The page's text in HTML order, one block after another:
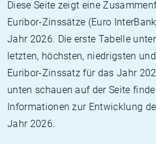
Diese Seite zeigt eine
Euribor-Zinssätze (Euro
Jahr 2026. Die erste Tabelle
letzten, höchsten, niedrigsten
Euribor-Zinssatz für das Jahr
unten schauen auf der Seite
Informationen zur Entwicklung
Jahr 2026.